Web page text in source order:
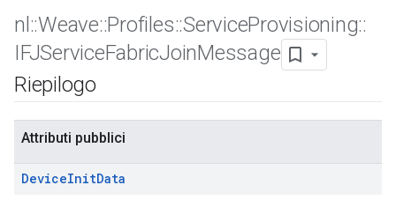
nl ::Weave::Profiles::ServiceProvisioning::
IFJServiceFabricJoinMessage
Riepilogo
Attributi pubblici
DeviceInitData